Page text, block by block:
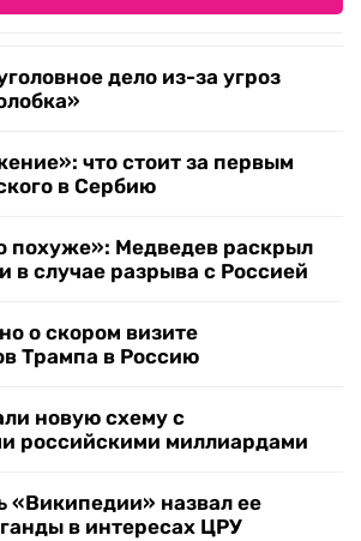
дело из-за угроз
что стоит за первым
в Сербию
похуже»: Медведев раскрыл
в случае разрыва с Россией
о скором визите
Трампа в Россию
новую схему с
российскими миллиардами
«Википедии» назвал ее
в интересах ЦРУ